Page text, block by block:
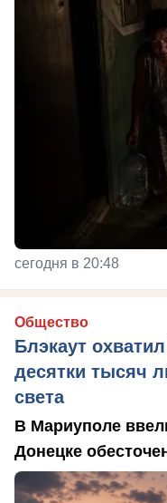
сегодня в 20:48
Общество
Блэкаут
десятки тысяч
света
В Мариуполе
Донецке